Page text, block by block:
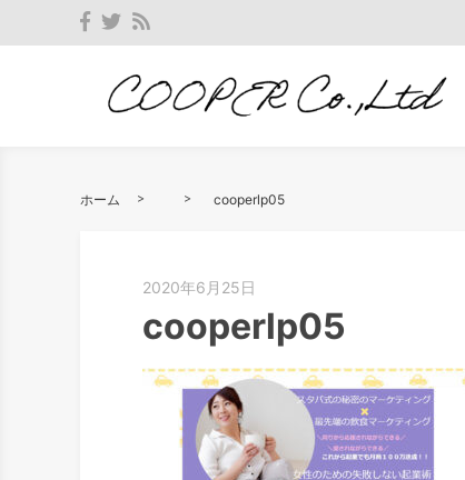
ホーム cooperlp05
2020年6月25日
cooperlp05